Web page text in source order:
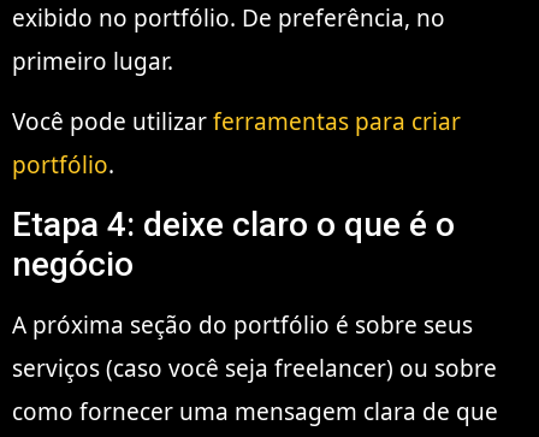
exibido no portfólio. De preferência, no
primeiro lugar.
Você pode utilizarferramentas para criar
portfólio.
Etapa 4: deixe claro o que é o
negócio
A próxima seção do portfólio é sobre seus
serviços (caso você seja freelancer) ou sobre
como fornecer uma mensagem clara de que